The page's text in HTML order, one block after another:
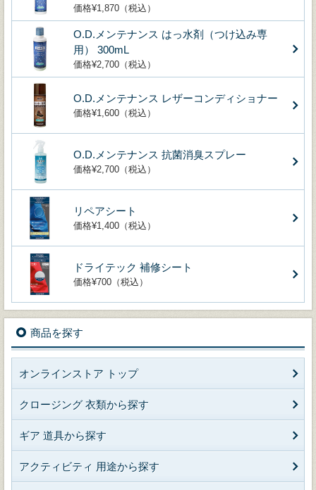
価格¥1,870（税込）
O.D.メンテナンス はっ水剤（つけ込み専
用） 300mL
価格¥2,700（税込）
O.D.メンテナンス レザーコンディショナー
価格¥1,600（税込）
O.D.メンテナンス 抗菌消臭スプレー
価格¥2,700（税込）
リペアシート
価格¥1,400（税込）
ドライテック 補修シート
価格¥700（税込）
商品を探す
オンラインストア トップ
クロージング 衣類から探す
ギア 道具から探す
アクティビティ 用途から探す